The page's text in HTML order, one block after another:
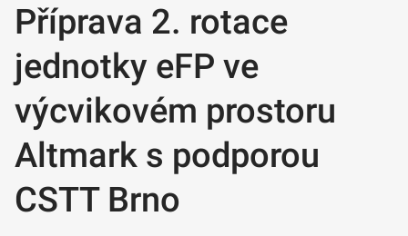
Příprava 2. rotace
jednotky eFP ve
výcvikovém prostoru
Altmark s podporou
CSTT Brno